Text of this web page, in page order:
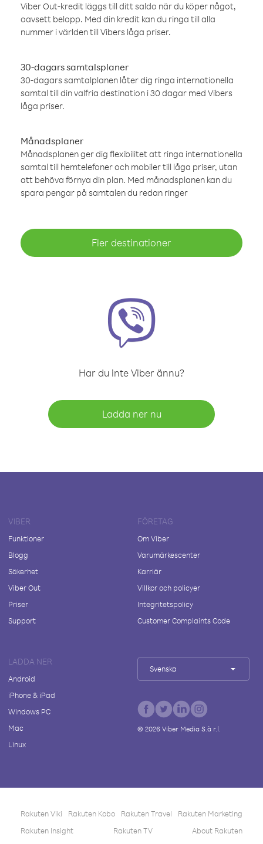
Viber Out-kredit läggs till ditt saldo när du köper något,
oavsett belopp. Med din kredit kan du ringa till alla
nummer i världen till Vibers låga priser.
30-dagars samtalsplaner
30-dagars samtalplanen låter dig ringa internationella
samtal till din valfria destination i 30 dagar med Vibers
låga priser.
Månadsplaner
Månadsplanen ger dig flexibilitet att ringa internationella
samtal till hemtelefoner och mobiler till låga priser, utan
att behöva förnya din plan. Med månadsplanen kan du
spara pengar på samtalen du redan ringer
Fler destinationer
Har du inte Viber ännu?
Ladda ner nu
VIBER
Funktioner
Blogg
Säkerhet
Viber Out
Priser
Support
FÖRETAG
Om Viber
Varumärkescenter
Karriär
Villkor och policyer
Integritetspolicy
Customer Complaints Code
LADDA NER
Android
iPhone & iPad
Windows PC
Mac
Linux
Svenska
© 2026Viber Media S.à r.l.
Rakuten Viki Rakuten Kobo Rakuten Travel
Rakuten Marketing
Rakuten Insight
Rakuten TV About Rakuten